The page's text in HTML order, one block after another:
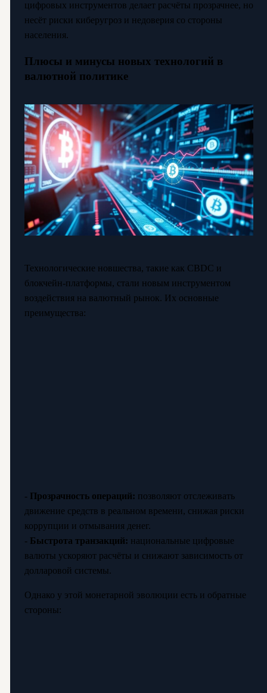
цифровых инструментов делает расчёты прозрачнее, но
несёт риски киберугроз и недоверия со стороны
населения.
Плюсы и минусы новых технологий в
валютной политике
Технологические новшества, такие как CBDC и
блокчейн-платформы, стали новым инструментом
воздействия на валютный рынок. Их основные
преимущества:
- Прозрачность операций: позволяют отслеживать
движение средств в реальном времени, снижая риски
коррупции и отмывания денег.
- Быстрота транзакций: национальные цифровые
валюты ускоряют расчёты и снижают зависимость от
долларовой системы.
Однако у этой монетарной эволюции есть и обратные
стороны: